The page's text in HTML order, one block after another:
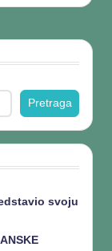
Pretraga
svoju